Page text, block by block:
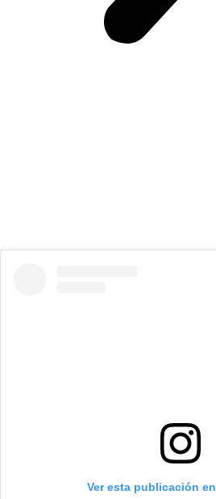
Ver esta publicación